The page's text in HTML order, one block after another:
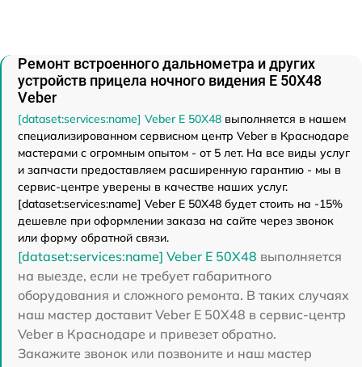
Ремонт встроенного дальнометра и других
устройств прицела ночного видения E 50X48
Veber
[dataset:services:name] Veber E 50X48 выполняется в нашем
специализированном сервисном центр Veber в Краснодаре
мастерами с огромным опытом - от 5 лет. На все виды услуг
и запчасти предоставляем расширенную гарантию - мы в
сервис-центре уверены в качестве наших услуг.
[dataset:services:name] Veber E 50X48 будет стоить на -15%
дешевле при оформлении заказа на сайте через звонок
или форму обратной связи.
[dataset:services:name] Veber E 50X48 выполняется
на выезде, если не требует габаритного
оборудования и сложного ремонта. В таких случаях
наш мастер доставит Veber E 50X48 в сервис-центр
Veber в Краснодаре и привезет обратно.
Закажите звонок или позвоните и наш мастер